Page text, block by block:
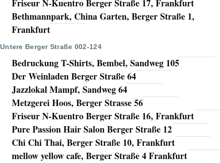
Friseur N-Kuentro Berger Straße 17, Frankfurt
Bethmannpark, China Garten, Berger Straße 1,
Frankfurt
Untere Berger Straße 002-124
Bedruckung T-Shirts, Bembel, Sandweg 105
Der Weinladen Berger Straße 64
Jazzlokal Mampf, Sandweg 64
Metzgerei Hoos, Berger Strasse 56
Friseur N-Kuentro Berger Straße 16, Frankfurt
Pure Passion Hair Salon Berger Straße 12
Chi Chi Thai, Berger Straße 10, Frankfurt
mellow yellow cafe, Berger Straße 4 Frankfurt